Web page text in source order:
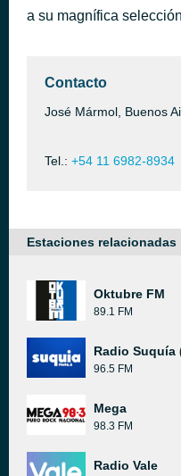
a su magnífica
Contacto
José Mármol, Buenos
Tel.: +54 11 6982-8934
Estaciones relacionadas
Oktubre FM
89.1 FM
Radio Suquía
96.5 FM
Mega
98.3 FM
Radio Vale